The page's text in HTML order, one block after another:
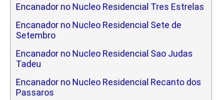
Encanador no Nucleo Residencial Tres Estrelas
Encanador no Nucleo Residencial Sete de
Setembro
Encanador no Nucleo Residencial Sao Judas
Tadeu
Encanador no Nucleo Residencial Recanto dos
Passaros